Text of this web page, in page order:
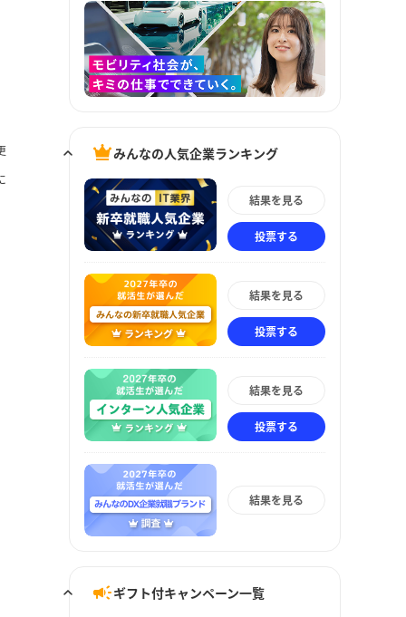
みんなの人気企業ランキング
結果を見る
投票する
結果を見る
投票する
結果を見る
投票する
結果を見る
ギフト付キャンペーン一覧